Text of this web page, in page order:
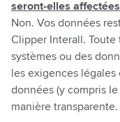
seront-elles
Non. Vos données
Clipper Interall.
systèmes ou des
les exigences
données (y compris
manière transparente.